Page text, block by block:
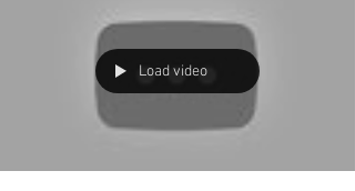
Load video